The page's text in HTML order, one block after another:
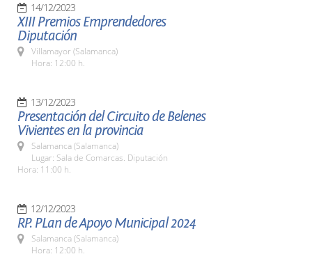
14/12/2023
XIII Premios Emprendedores
Diputación
Villamayor (Salamanca)
Hora: 12:00 h.
13/12/2023
Presentación del Circuito de Belenes
Vivientes en la provincia
Salamanca (Salamanca)
Lugar: Sala de Comarcas. Diputación
Hora: 11:00 h.
12/12/2023
RP. PLan de Apoyo Municipal 2024
Salamanca (Salamanca)
Hora: 12:00 h.